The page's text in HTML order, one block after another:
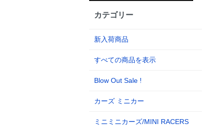
カテゴリー
新入荷商品
すべての商品を表示
Blow Out Sale !
カーズ ミニカー
ミニミニカーズ/MINI RACERS